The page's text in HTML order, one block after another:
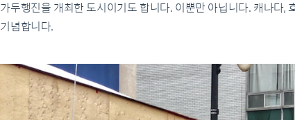
가두행진을 개최한 도시이기도 합니다. 이뿐만 아닙니다. 캐나다,
기념합니다.